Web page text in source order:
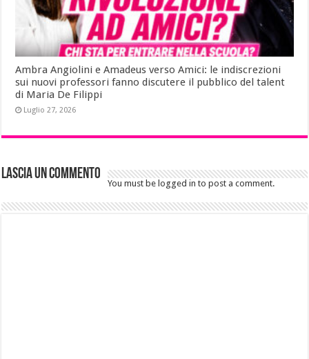
Ambra Angiolini e Amadeus verso Amici: le indiscrezioni
sui nuovi professori fanno discutere il pubblico del talent
di Maria De Filippi
Luglio 27, 2026
Lascia un commento
You must be logged in to post a comment.